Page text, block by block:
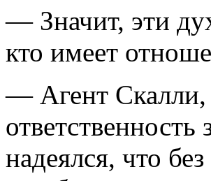
— Значит, эти
кто имеет
— Агент Скалли,
надеялся, что